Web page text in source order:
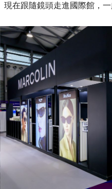
在跟隨鏡頭走進國際館，